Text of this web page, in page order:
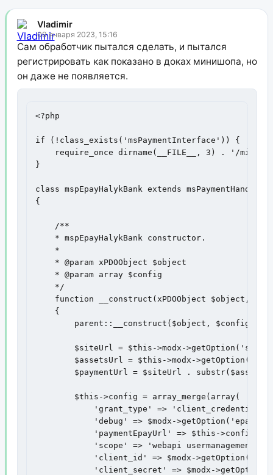
Vladimir
09 января 2023, 15:16
Сам обработчик пытался сделать, и пытался
регистрировать как показано в доках минишопа, но
он даже не появляется.
<?php
if (!class_exists('msPaymentInterface')) {
require_once dirname(__FILE__, 3) . '/
}
class mspEpayHalykBank extends
{
    /**
    * mspEpayHalykBank constructor.
    *
    * @param xPDOObject $object
    * @param array $config
    */
function __construct(xPDOObject $object,
    {
        parent::__construct($object, $config);
$siteUrl = $this->modx-
$assetsUrl = $this->modx-
$paymentUrl = $siteUrl .
        $this->config = array_merge(array(
'grant_type' =>
'debug' => $modx-
'paymentEpayUrl' => $this-
'scope' => 'webapi usermanagement
'client_id' => $modx-
'client_secret' => $modx-